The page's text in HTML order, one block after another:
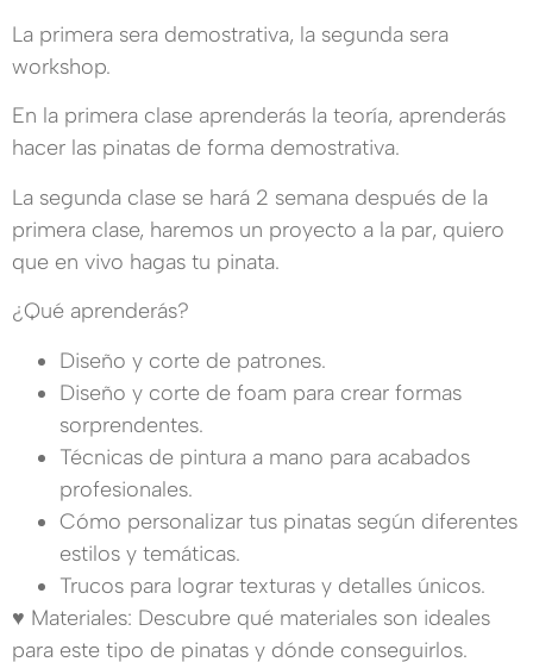
La primera sera demostrativa, la segunda sera
workshop.
En la primera clase aprenderás la teoría, aprenderás
hacer las pinatas de forma demostrativa.
La segunda clase se hará 2 semana después de la
primera clase, haremos un proyecto a la par, quiero
que en vivo hagas tu pinata.
¿Qué aprenderás?
Diseño y corte de patrones.
Diseño y corte de foam para crear formas
sorprendentes.
Técnicas de pintura a mano para acabados
profesionales.
Cómo personalizar tus pinatas según diferentes
estilos y temáticas.
Trucos para lograr texturas y detalles únicos.
♥ Materiales: Descubre qué materiales son ideales
para este tipo de pinatas y dónde conseguirlos.